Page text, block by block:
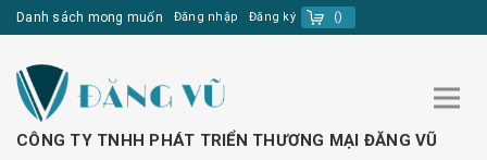
Danh sách mong muốn Đăng nhập Đăng ký ()
CÔNG TY TNHH PHÁT TRIỂN THƯƠNG MẠI ĐĂNG VŨ